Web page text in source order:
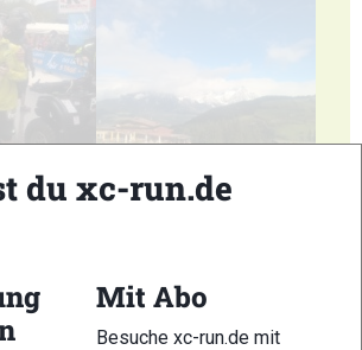
du xc-run.de
Mit Abo
Besuche xc-run.de mit